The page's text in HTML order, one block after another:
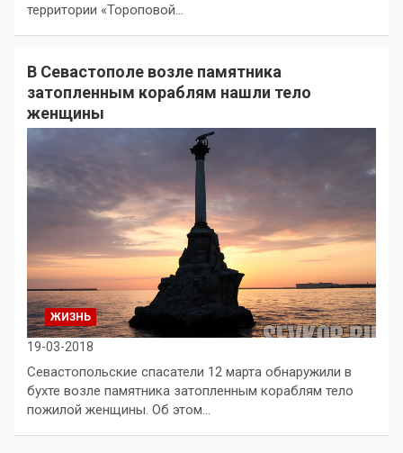
территории «Тороповой…
В Севастополе возле памятника
затопленным кораблям нашли тело
женщины
ЖИЗНЬ
19-03-2018
Севастопольские спасатели 12 марта обнаружили в
бухте возле памятника затопленным кораблям тело
пожилой женщины. Об этом…